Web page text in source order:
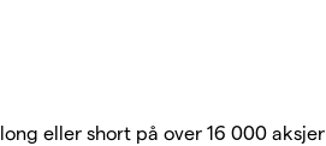
eller short på over 16 000 aksjer